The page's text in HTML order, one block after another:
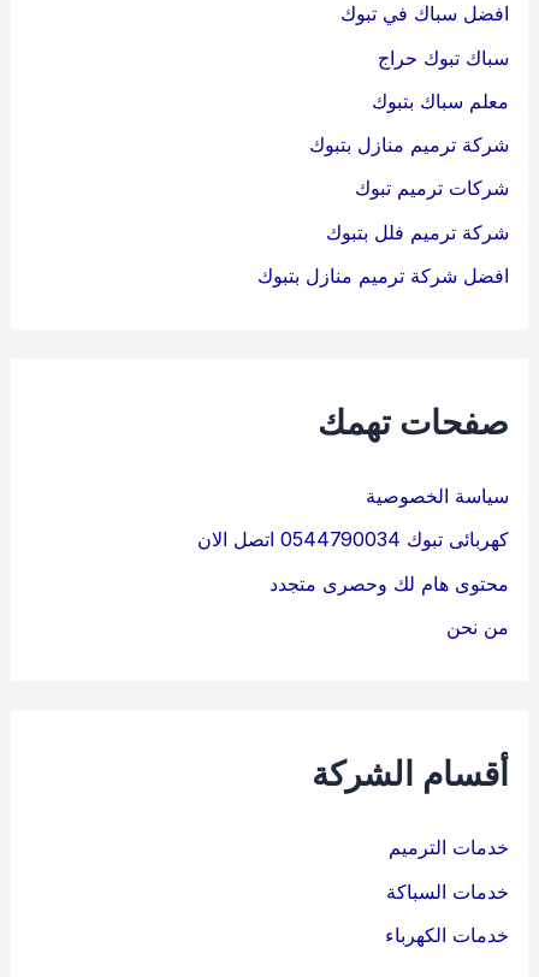
افضل سباك في تبوك
سباك تبوك حراج
معلم سباك بتبوك
شركة ترميم منازل بتبوك
شركات ترميم تبوك
شركة ترميم فلل بتبوك
افضل شركة ترميم منازل بتبوك
صفحات تهمك
سياسة الخصوصية
كهربائى تبوك 0544790034 اتصل الان
محتوى هام لك وحصرى متجدد
من نحن
أقسام الشركة
خدمات الترميم
خدمات السباكة
خدمات الكهرباء